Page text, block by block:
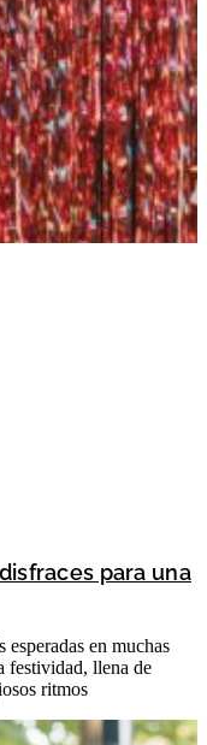
para una
esperadas en muchas
festividad, llena de
ritmos